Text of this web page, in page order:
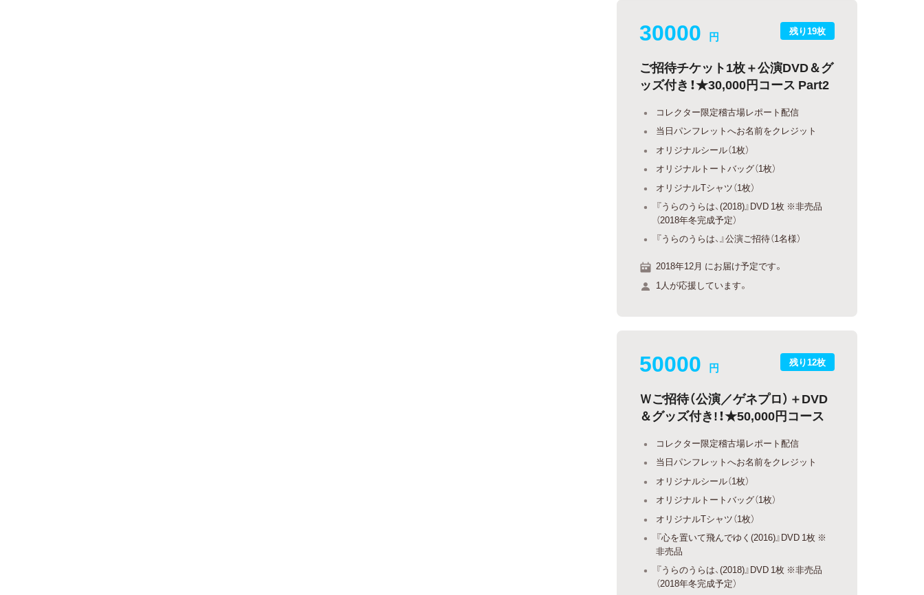
残り19枚
30000 円
ご招待チケット1枚＋公演DVD＆グ
ッズ付き！★30,000円コース Part2
コレクター限定稽古場レポート配信
当日パンフレットへお名前をクレジット
オリジナルシール（1枚）
オリジナルトートバッグ（1枚）
オリジナルTシャツ（1枚）
『うらのうらは、(2018)』DVD 1枚 ※非売品
（2018年冬完成予定）
『うらのうらは、』公演ご招待（1名様）
2018年12月 にお届け予定です。
1人が応援しています。
残り12枚
50000 円
Ｗご招待（公演／ゲネプロ）＋DVD
＆グッズ付き!！★50,000円コース
コレクター限定稽古場レポート配信
当日パンフレットへお名前をクレジット
オリジナルシール（1枚）
オリジナルトートバッグ（1枚）
オリジナルTシャツ（1枚）
『心を置いて飛んでゆく(2016)』DVD 1枚 ※
非売品
『うらのうらは、(2018)』DVD 1枚 ※非売品
（2018年冬完成予定）